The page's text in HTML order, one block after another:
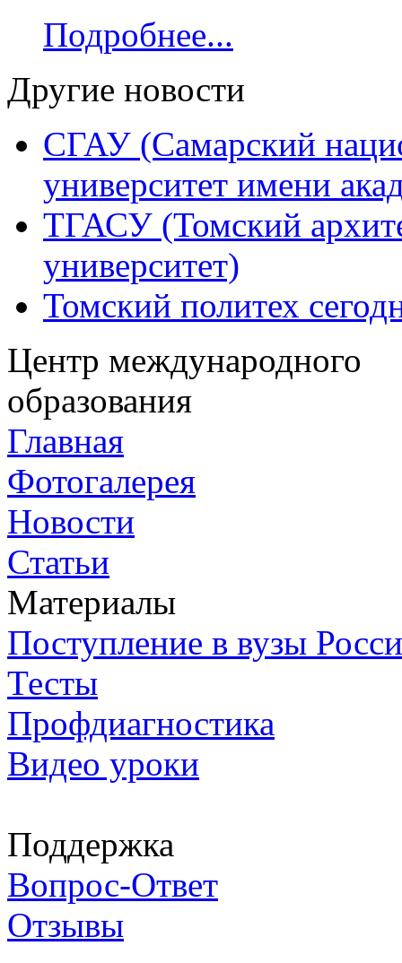
Подробнее...
Другие новости
СГАУ (Самарский
университет имени
ТГАСУ (Томский
университет)
Томский политех
Центр международного
образования
Главная
Фотогалерея
Новости
Статьи
Материалы
Поступление в вузы
Тесты
Профдиагностика
Видео уроки
Поддержка
Вопрос-Ответ
Отзывы